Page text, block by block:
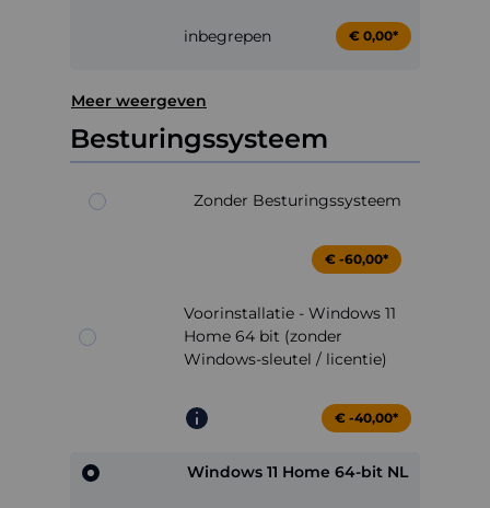
inbegrepen € 0,00*
Meer weergeven
Besturingssysteem
Zonder Besturingssysteem
€ -60,00*
Voorinstallatie - Windows 11
Home 64 bit (zonder
Windows-sleutel / licentie)
€ -40,00*
Windows 11 Home 64-bit NL